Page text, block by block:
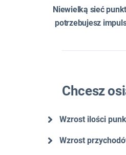
Niewielką sieć
potrzebujesz
Chcesz
Wzrost ilości
Wzrost